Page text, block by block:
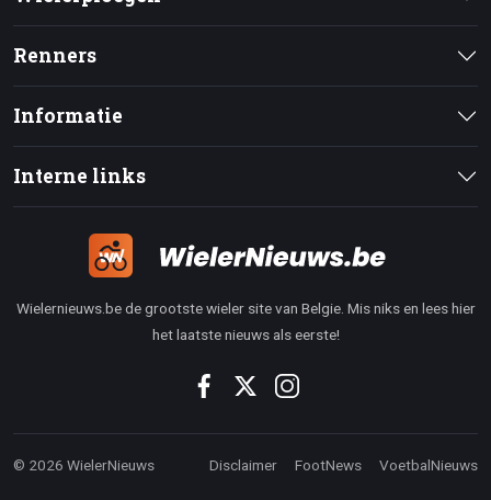
Renners
Informatie
Interne links
Wielernieuws.be de grootste wieler site van Belgie. Mis niks en lees hier
het laatste nieuws als eerste!
© 2026 WielerNieuws Disclaimer FootNews VoetbalNieuws